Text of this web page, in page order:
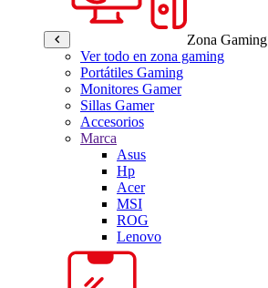
Zona Gaming
Ver todo en zona gaming
Portátiles Gaming
Monitores Gamer
Sillas Gamer
Accesorios
Marca
Asus
Hp
Acer
MSI
ROG
Lenovo